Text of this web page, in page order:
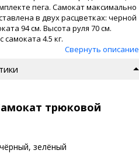
пега. Самокат максимально
в двух расцветках: черной
94 см. Высота руля 70 см.
4.5 кг.
Свернуть описание
трюковой
чёрный, зелёный